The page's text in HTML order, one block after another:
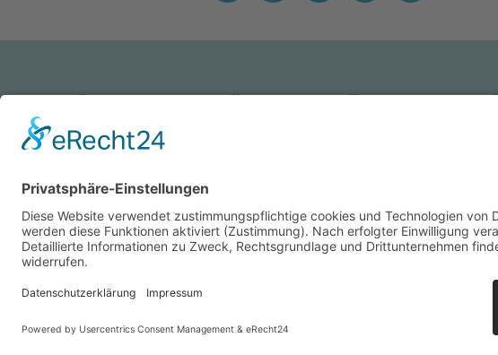
Vinzenz-von-Paul-Straße 10
84503 Altötting
Tel.: +49 (0) 8671 509-0
Fax: +49 (0) 8671 509-1290
Fax: +49 (0) 8631
Bildung & Karriere Medizin & Standorte